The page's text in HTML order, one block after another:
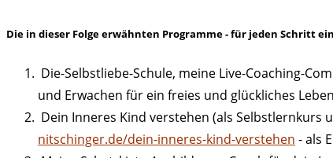
Die in dieser Folge erwähnten Programme - für jeden Schritt
Die-Selbstliebe-Schule, meine Live-Coaching-
und Erwachen für ein freies und glückliches
Dein Inneres Kind verstehen (als Selbstlernkurs
nitschinger.de/dein-inneres-kind-verstehen - als